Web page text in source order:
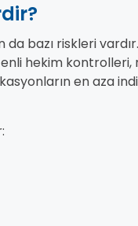
bazı riskleri
hekim
en aza